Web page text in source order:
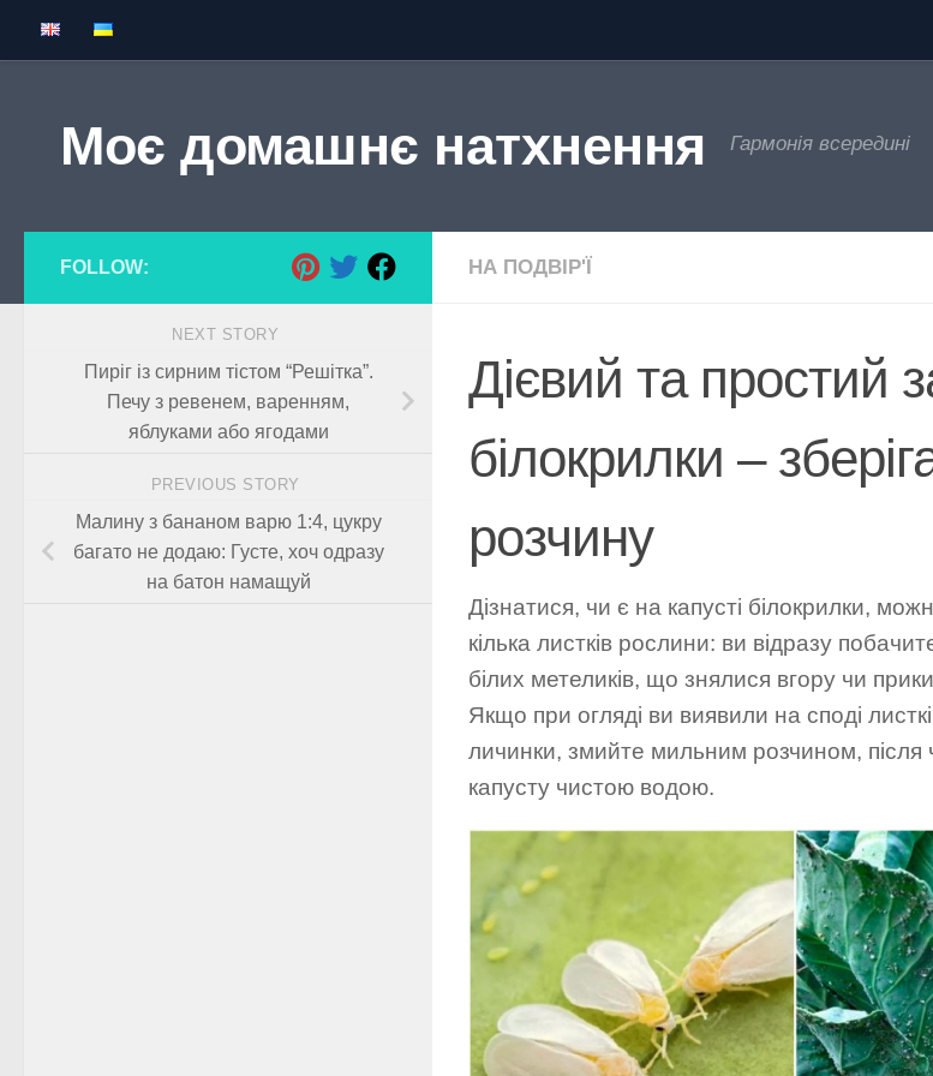
Skip to content
Моє домашнє натхнення Гармонія всередині
НА ПОДВІР'Ї
Дієвий та простий
білокрилки –
розчину
Дізнатися, чи є на капусті білокрилки,
кілька листків рослини: ви відразу
білих метеликів, що знялися вгору чи
Якщо при огляді ви виявили на споді
личинки, змийте мильним розчином, після
капусту чистою водою.
FOLLOW:
NEXT STORY
Пиріг із сирним тістом “Решітка”.
Печу з ревенем, варенням,
яблуками або ягодами
PREVIOUS STORY
Малину з бананом варю 1:4, цукру
багато не додаю: Густе, хоч одразу
на батон намащуй